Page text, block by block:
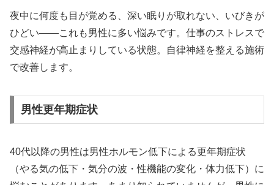
夜中に何度も目が覚める、深い眠りが取れない、いびきが
ひどい——これも男性に多い悩みです。仕事のストレスで
交感神経が高止まりしている状態。自律神経を整える施術
で改善します。
男性更年期症状
40代以降の男性は男性ホルモン低下による更年期症状
（やる気の低下・気分の波・性機能の変化・体力低下）に